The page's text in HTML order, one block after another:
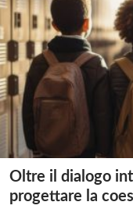
Oltre il dialogo
progettare la